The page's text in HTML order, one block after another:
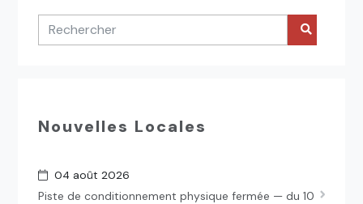
Nouvelles Locales
04 août 2026
Piste de conditionnement physique fermée — du 10